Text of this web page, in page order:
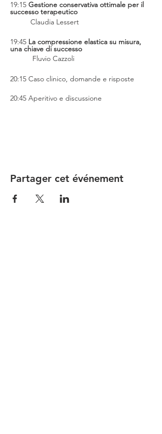
19:15 Gestione conservativa ottimale per il
successo terapeutico
	Claudia Lessert
19:45 La compressione elastica su misura,
una chiave di successo
Fluvio Cazzoli
20:15 Caso clinico, domande e risposte
20:45 Aperitivo e discussione
Partager cet événement